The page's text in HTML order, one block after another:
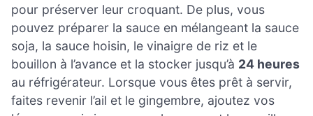
pour préserver leur croquant. De plus, vous
pouvez préparer la sauce en mélangeant la sauce
soja, la sauce hoisin, le vinaigre de riz et le
bouillon à l’avance et la stocker jusqu’à 24 heures
au réfrigérateur. Lorsque vous êtes prêt à servir,
faites revenir l’ail et le gingembre, ajoutez vos